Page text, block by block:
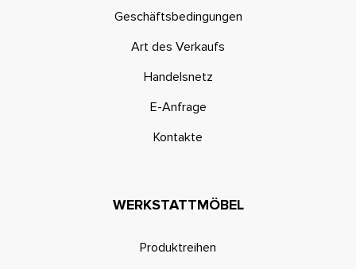
Geschäftsbedingungen
Art des Verkaufs
Handelsnetz
E-Anfrage
Kontakte
WERKSTATTMÖBEL
Produktreihen